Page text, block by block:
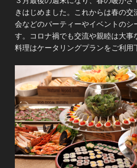
きはじめました。これからは春の交
会などのパーティーやイベントのシ
す。コロナ禍でも交流や親睦は大事
料理はケータリングプランをご利用